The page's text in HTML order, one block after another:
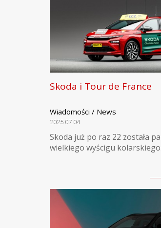
Skoda i Tour de France
Wiadomości / News
2025.07.04
Skoda już po raz 22 została
wielkiego wyścigu kolarskiego.